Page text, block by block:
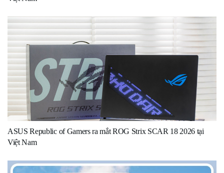
ASUS Republic of Gamers ra mắt ROG Strix SCAR 18 2026 tại
Việt Nam